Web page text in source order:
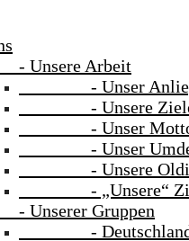
Unsere Arbeit
- Unser
- Unsere
- Unser
- Unser
- Unsere
- „Unsere“
Unserer Gruppen
-